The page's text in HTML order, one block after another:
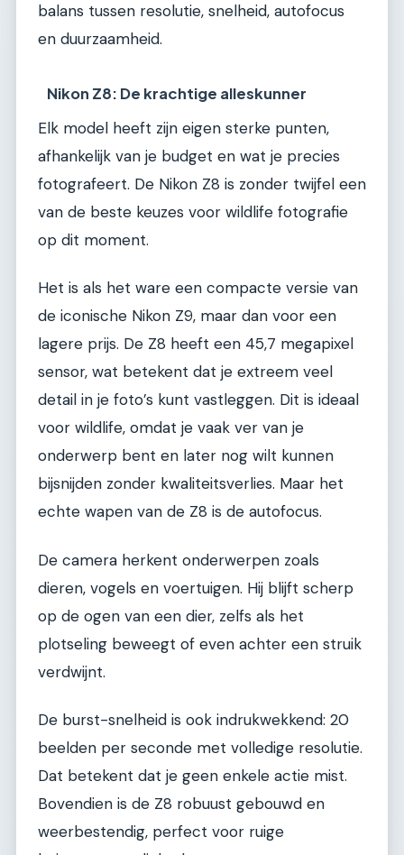
balans tussen resolutie, snelheid, autofocus
en duurzaamheid.
Nikon Z8: De krachtige alleskunner
Elk model heeft zijn eigen sterke punten,
afhankelijk van je budget en wat je precies
fotografeert. De Nikon Z8 is zonder twijfel een
van de beste keuzes voor wildlife fotografie
op dit moment.
Het is als het ware een compacte versie van
de iconische Nikon Z9, maar dan voor een
lagere prijs. De Z8 heeft een 45,7 megapixel
sensor, wat betekent dat je extreem veel
detail in je foto’s kunt vastleggen. Dit is ideaal
voor wildlife, omdat je vaak ver van je
onderwerp bent en later nog wilt kunnen
bijsnijden zonder kwaliteitsverlies. Maar het
echte wapen van de Z8 is de autofocus.
De camera herkent onderwerpen zoals
dieren, vogels en voertuigen. Hij blijft scherp
op de ogen van een dier, zelfs als het
plotseling beweegt of even achter een struik
verdwijnt.
De burst-snelheid is ook indrukwekkend: 20
beelden per seconde met volledige resolutie.
Dat betekent dat je geen enkele actie mist.
Bovendien is de Z8 robuust gebouwd en
weerbestendig, perfect voor ruige